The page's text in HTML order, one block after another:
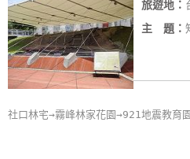
線
上
客
服
紅
旅遊地：
主 題：
社口林宅→霧峰林家花園→921地震教育